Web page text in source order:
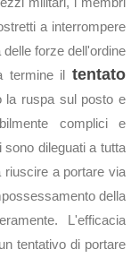
a interrompere
forze dell'ordine
termine il tentato
la ruspa sul posto e
complici e
dileguati a tutta
a portare via
della
L'efficacia
tentativo di portare